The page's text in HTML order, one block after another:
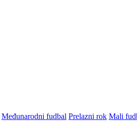
Međunarodni fudbal Prelazni rok Mali